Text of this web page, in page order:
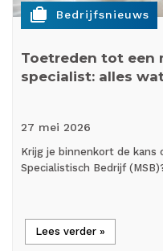
cases Bedrijfsnieuws
Toetreden tot een
specialist: alles
27 mei 2026
Krijg je binnenkort de
Specialistisch Bedrijf
Lees verder »